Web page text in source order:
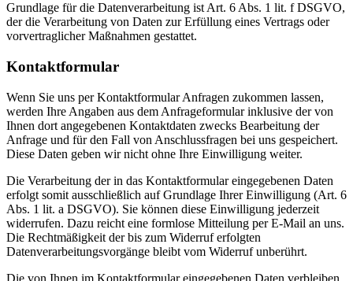
Grundlage für die Datenverarbeitung ist Art. 6 Abs. 1 lit. f DSGVO,
der die Verarbeitung von Daten zur Erfüllung eines Vertrags oder
vorvertraglicher Maßnahmen gestattet.
Kontaktformular
Wenn Sie uns per Kontaktformular Anfragen zukommen lassen,
werden Ihre Angaben aus dem Anfrageformular inklusive der von
Ihnen dort angegebenen Kontaktdaten zwecks Bearbeitung der
Anfrage und für den Fall von Anschlussfragen bei uns gespeichert.
Diese Daten geben wir nicht ohne Ihre Einwilligung weiter.
Die Verarbeitung der in das Kontaktformular eingegebenen Daten
erfolgt somit ausschließlich auf Grundlage Ihrer Einwilligung (Art. 6
Abs. 1 lit. a DSGVO). Sie können diese Einwilligung jederzeit
widerrufen. Dazu reicht eine formlose Mitteilung per E-Mail an uns.
Die Rechtmäßigkeit der bis zum Widerruf erfolgten
Datenverarbeitungsvorgänge bleibt vom Widerruf unberührt.
Die von Ihnen im Kontaktformular eingegebenen Daten verbleiben